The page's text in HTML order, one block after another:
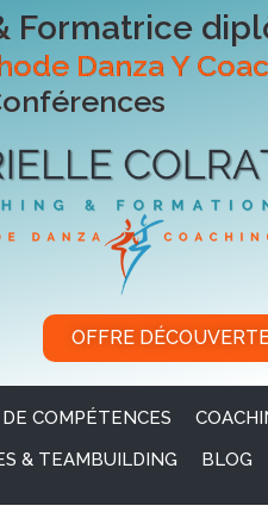
Formatrice
Danza Y
OFFRE
COMPÉTENCES
& TEAMBUILDING
BLOG